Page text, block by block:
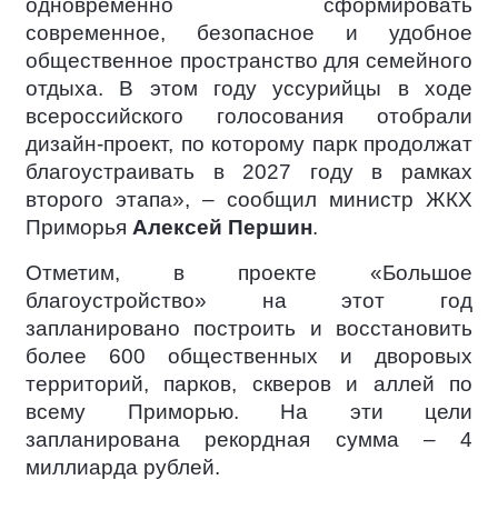
одновременно сформировать
современное, безопасное и удобное
общественное пространство для семейного
отдыха. В этом году уссурийцы в ходе
всероссийского голосования отобрали
дизайн-проект, по которому парк продолжат
благоустраивать в 2027 году в рамках
второго этапа», – сообщил министр ЖКХ
Приморья Алексей Першин.
Отметим, в проекте «Большое
благоустройство» на этот год
запланировано построить и восстановить
более 600 общественных и дворовых
территорий, парков, скверов и аллей по
всему Приморью. На эти цели
запланирована рекордная сумма – 4
миллиарда рублей.